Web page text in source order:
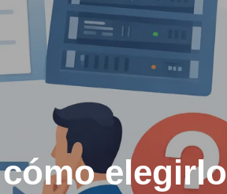
elegirlo